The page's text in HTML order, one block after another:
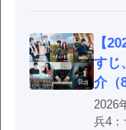
【
すじ
介（
2026
兵4